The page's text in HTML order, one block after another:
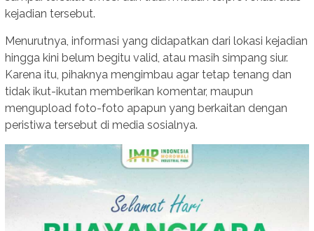
kejadian tersebut.
Menurutnya, informasi yang didapatkan dari lokasi kejadian
hingga kini belum begitu valid, atau masih simpang siur.
Karena itu, pihaknya mengimbau agar tetap tenang dan
tidak ikut-ikutan memberikan komentar, maupun
mengupload foto-foto apapun yang berkaitan dengan
peristiwa tersebut di media sosialnya.